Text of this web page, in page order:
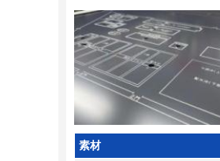
素材